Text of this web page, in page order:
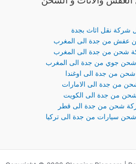
شركة نقل اثاث بجدة
عفش من جدة الى المغرب
شحن من جدة الى المغرب
جوي من جدة الى المغرب
من جدة الى اوغندا
من جدة الى الامارات
من جدة الى الكويت
شحن من جدة الى قطر
سيارات من جدة الى تركيا